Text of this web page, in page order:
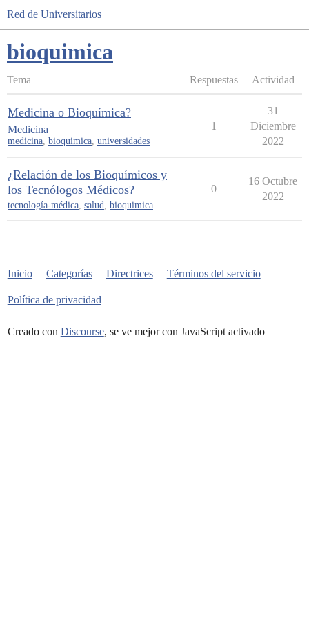
Red de Universitarios
bioquimica
Tema Respuestas Actividad
Medicina o Bioquímica?
Medicina
medicina, bioquimica, universidades
1
31
Diciembre
2022
¿Relación de los Bioquímicos y
los Tecnólogos Médicos?
tecnología-médica, salud, bioquimica
0
16 Octubre
2022
Inicio Categorías Directrices Términos del servicio
Política de privacidad
Creado con Discourse, se ve mejor con JavaScript activado